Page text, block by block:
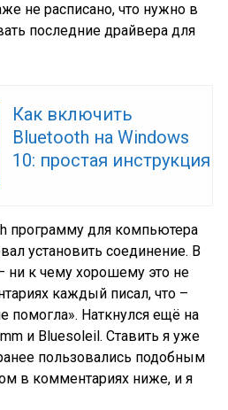
не расписано, что нужно в
последние драйвера для
Как включить
Bluetooth на Windows
10: простая инструкция
программу для компьютера
установить соединение. В
к чему хорошему это не
каждый писал, что –
помогла». Наткнулся ещё на
и Bluesoleil. Ставить я уже
пользовались подобным
в комментариях ниже, и я